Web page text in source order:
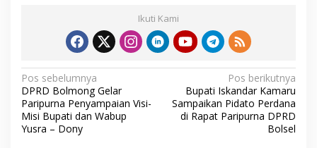
Ikuti Kami
N
a
v
Pos sebelumnya
DPRD Bolmong Gelar
Paripurna Penyampaian Visi-
Misi Bupati dan Wabup
Yusra – Dony
Pos berikutnya
Bupati Iskandar Kamaru
Sampaikan Pidato Perdana
di Rapat Paripurna DPRD
Bolsel